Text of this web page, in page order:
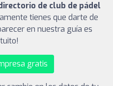
de club de pádel
tienes que darte de
en nuestra guía es
gratis